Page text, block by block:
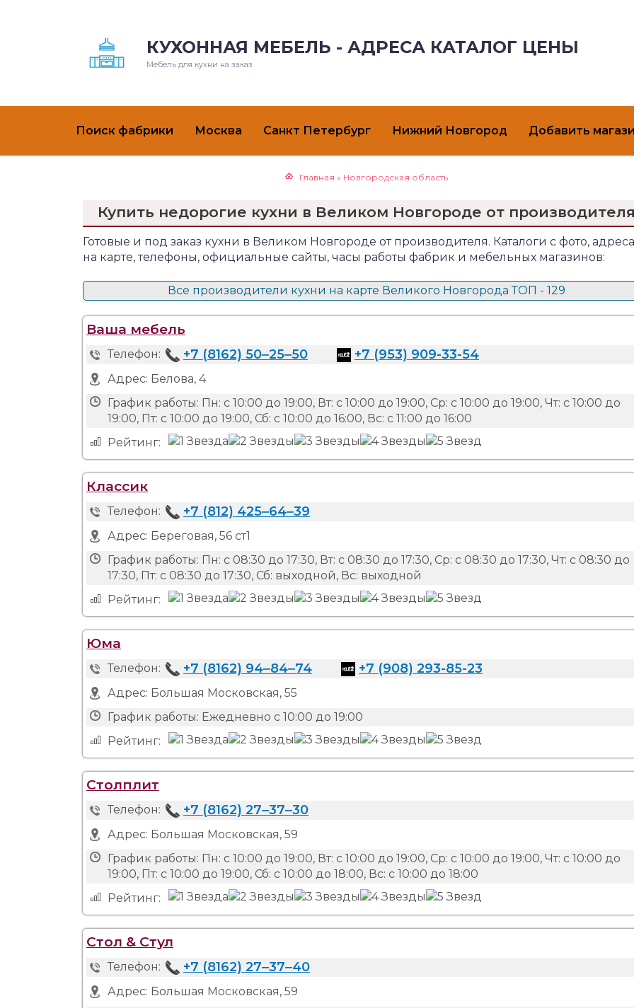
КУХОННАЯ МЕБЕЛЬ - АДРЕСА КАТАЛОГ ЦЕНЫ
Мебель для кухни на заказ
Поиск фабрики Москва Санкт Петербург Нижний Новгород Добавить
Главная » Новгородская область
Купить недорогие кухни в Великом Новгороде от
Готовые и под заказ кухни в Великом Новгороде от производителя. Каталоги с фото, адреса
на карте, телефоны, официальные сайты, часы работы фабрик и мебельных магазинов:
Все производители кухни на карте Великого Новгорода ТОП - 129
Ваша мебель
Телефон: +7 (8162) 50‒25‒50 +7 (953) 909-33-54
Адрес: Белова, 4
График работы: Пн: с 10:00 до 19:00, Вт: с 10:00 до 19:00, Ср: с 10:00 до 19:00, Чт: с 10:00 до
19:00, Пт: с 10:00 до 19:00, Сб: с 10:00 до 16:00, Вс: с 11:00 до 16:00
Рейтинг:
Классик
Телефон: +7 (812) 425‒64‒39
Адрес: Береговая, 56 ст1
График работы: Пн: с 08:30 до 17:30, Вт: с 08:30 до 17:30, Ср: с 08:30 до 17:30, Чт: с 08:30 до
17:30, Пт: с 08:30 до 17:30, Сб: выходной, Вс: выходной
Рейтинг:
Юма
Телефон: +7 (8162) 94‒84‒74 +7 (908) 293-85-23
Адрес: Большая Московская, 55
График работы: Ежедневно с 10:00 до 19:00
Рейтинг:
Столплит
Телефон: +7 (8162) 27‒37‒30
Адрес: Большая Московская, 59
График работы: Пн: с 10:00 до 19:00, Вт: с 10:00 до 19:00, Ср: с 10:00 до 19:00, Чт: с 10:00 до
19:00, Пт: с 10:00 до 19:00, Сб: с 10:00 до 18:00, Вс: с 10:00 до 18:00
Рейтинг:
Стол & Cтул
Телефон: +7 (8162) 27‒37‒40
Адрес: Большая Московская, 59